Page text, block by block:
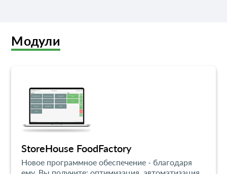
Модули
StoreHouse FoodFactory
Новое программное обеспечение - благодаря